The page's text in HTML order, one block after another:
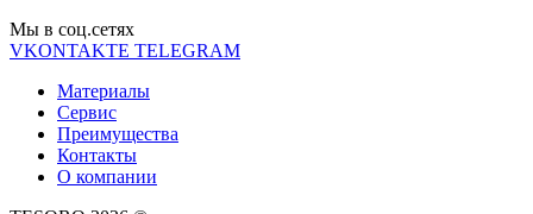
Мы в соц.cетях
VKONTAKTE TELEGRAM
Материалы
Сервис
Преимущества
Контакты
О компании